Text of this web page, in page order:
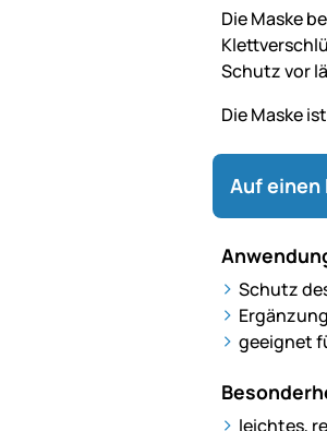
Die Maske
Schutz vor
Die Maske
Auf einen
Schutz
geeignet
leichtes,